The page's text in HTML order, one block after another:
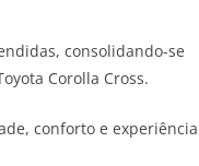
consolidando-se
Corolla Cross.
conforto e experiência